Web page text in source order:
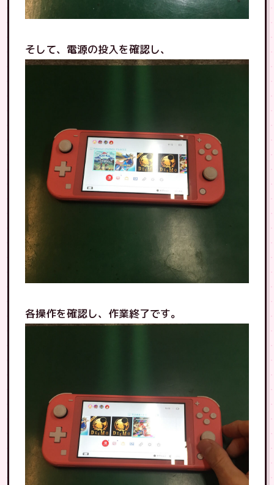
そして、電源の投入を確認し、
各操作を確認し、作業終了です。